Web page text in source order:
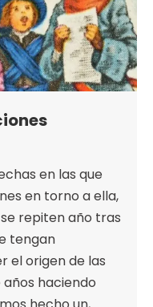
en las que
en torno a ella,
repiten año tras
tengan
el origen de las
haciendo